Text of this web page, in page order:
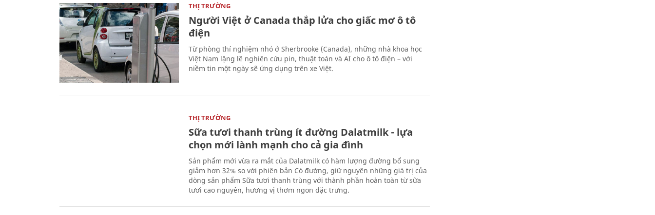
THỊ TRƯỜNG
Người Việt ở Canada thắp lửa cho giấc mơ ô tô
điện
Từ phòng thí nghiệm nhỏ ở Sherbrooke (Canada), những nhà khoa học
Việt Nam lặng lẽ nghiên cứu pin, thuật toán và AI cho ô tô điện – với
niềm tin một ngày sẽ ứng dụng trên xe Việt.
THỊ TRƯỜNG
Sữa tươi thanh trùng ít đường Dalatmilk - lựa
chọn mới lành mạnh cho cả gia đình
Sản phẩm mới vừa ra mắt của Dalatmilk có hàm lượng đường bổ sung
giảm hơn 32% so với phiên bản Có đường, giữ nguyên những giá trị của
dòng sản phẩm Sữa tươi thanh trùng với thành phần hoàn toàn từ sữa
tươi cao nguyên, hương vị thơm ngon đặc trưng.